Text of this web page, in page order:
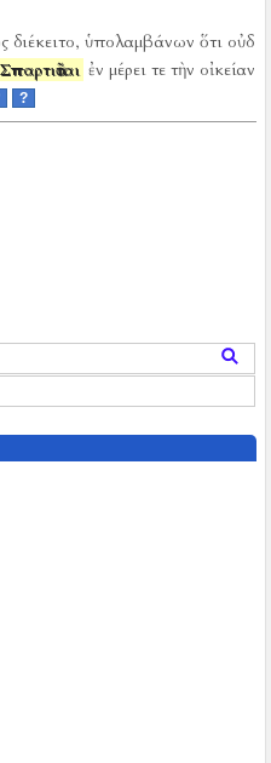
διέκειτο, ὑπολαμβάνων ὅτι οὐδ
Σπαρτιᾶται ἐν μέρει τε τὴν οἰκείαν
?